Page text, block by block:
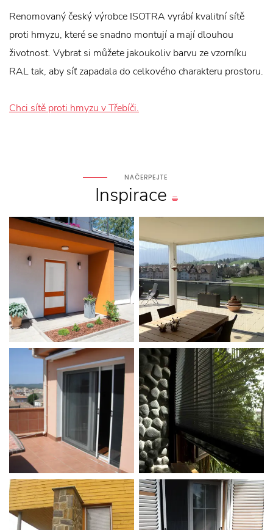
Renomovaný český výrobce ISOTRA vyrábí kvalitní sítě
proti hmyzu, které se snadno montují a mají dlouhou
životnost. Vybrat si můžete jakoukoliv barvu ze vzorníku
RAL tak, aby síť zapadala do celkového charakteru prostoru.
Chci sítě proti hmyzu v Třebíči.
NAČERPEJTE
Inspirace